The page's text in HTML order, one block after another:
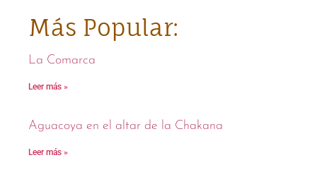
Más Popular:
La Comarca
Leer más »
Aguacoya en el altar de la Chakana
Leer más »